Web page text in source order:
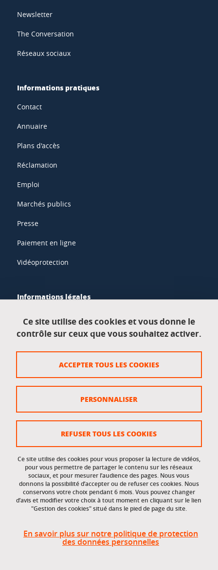
Newsletter
The Conversation
Réseaux sociaux
Informations pratiques
Contact
Annuaire
Plans d'accès
Réclamation
Emploi
Marchés publics
Presse
Paiement en ligne
Vidéoprotection
Informations légales
Données personnelles
Crédits
Gestion des cookies
Accessibilité : non conforme
Accès réservés
Intranet des étudiants et des personnels
Ce site utilise des cookies et vous donne le
contrôle sur ceux que vous souhaitez activer.
Ce site utilise des cookies pour vous proposer la lecture de vidéos,
pour vous permettre de partager le contenu sur les réseaux
sociaux, et pour mesurer l’audience des pages. Nous vous
donnons la possibilité d’accepter ou de refuser ces cookies. Nous
conservons votre choix pendant 6 mois. Vous pouvez changer
d’avis et modifier votre choix à tout moment en cliquant sur le lien
"Gestion des cookies" situé dans le pied de page du site.
En savoir plus sur notre politique de protection
des données personnelles
ACCEPTER TOUS LES COOKIES
REFUSER TOUS LES COOKIES
PERSONNALISER